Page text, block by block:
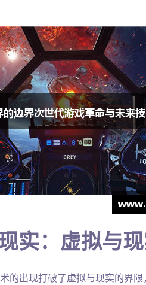
实：虚拟与
的出现打破了虚拟与现实的界